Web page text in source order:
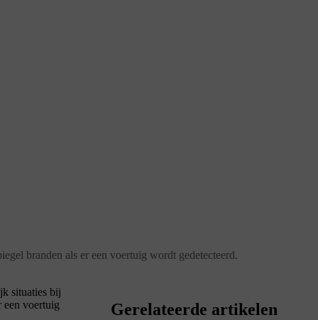
branden als er een voertuig wordt gedetecteerd.
situaties bij
een voertuig
Gerelateerde artikelen